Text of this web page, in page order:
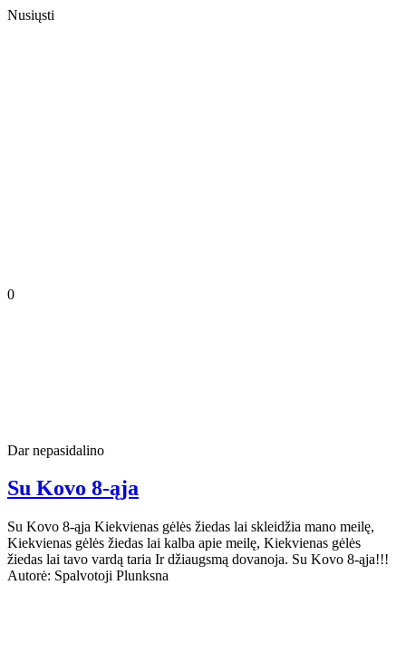
Nusiųsti
0
Dar nepasidalino
Su Kovo 8-ąja
Su Kovo 8-ąja Kiekvienas gėlės žiedas lai skleidžia mano meilę,
Kiekvienas gėlės žiedas lai kalba apie meilę, Kiekvienas gėlės
žiedas lai tavo vardą taria Ir džiaugsmą dovanoja. Su Kovo 8-ąja!!!
Autorė: Spalvotoji Plunksna